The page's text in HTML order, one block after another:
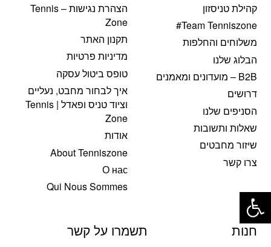
קהילת טניסזון
Team Tenniszone#
משלוחים והחלפות
הבלוג שלנו
B2B – מועדונים ומאמנים
דרושים
הסניפים שלנו
שאלות ותשובות
שיזור מחבטים
צרו קשר
הצהרת נגישות – Tennis
Zone
תקנון האתר
מדיניות פרטיות
טופס ביטול עסקה
איך לבחור מחבט, נעליים
וציוד טניס ופאדל | Tennis
Zone
אודות
About Tenniszone
О нас
Qui Nous Sommes
חנות תשמרו על קשר
פתח סרגל נגישות